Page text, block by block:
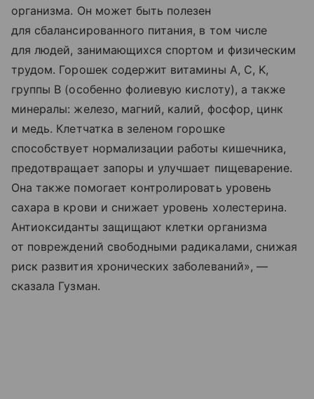
организма. Он может быть полезен
для сбалансированного питания, в том числе
для людей, занимающихся спортом и физическим
трудом. Горошек содержит витамины A, C, K,
группы B (особенно фолиевую кислоту), а также
минералы: железо, магний, калий, фосфор, цинк
и медь. Клетчатка в зеленом горошке
способствует нормализации работы кишечника,
предотвращает запоры и улучшает пищеварение.
Она также помогает контролировать уровень
сахара в крови и снижает уровень холестерина.
Антиоксиданты защищают клетки организма
от повреждений свободными радикалами, снижая
риск развития хронических заболеваний», —
сказала Гузман.